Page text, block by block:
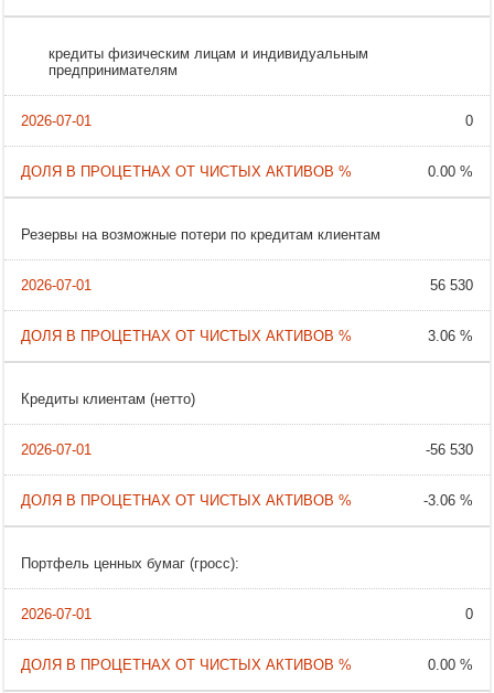
кредиты физическим лицам и индивидуальным
предпринимателям
0
0.00 %
Резервы на возможные потери по кредитам клиентам
56 530
3.06 %
Кредиты клиентам (нетто)
-56 530
-3.06 %
Портфель ценных бумаг (гросс):
0
0.00 %